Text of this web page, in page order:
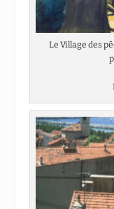
Le Village des